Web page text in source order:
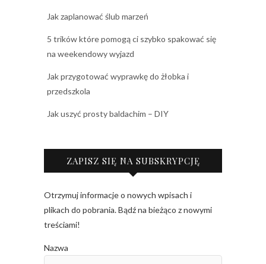
Jak zaplanować ślub marzeń
5 trików które pomogą ci szybko spakować się
na weekendowy wyjazd
Jak przygotować wyprawkę do żłobka i
przedszkola
Jak uszyć prosty baldachim – DIY
ZAPISZ SIĘ NA SUBSKRYPCJĘ
Otrzymuj informacje o nowych wpisach i
plikach do pobrania. Bądź na bieżąco z nowymi
treściami!
Nazwa